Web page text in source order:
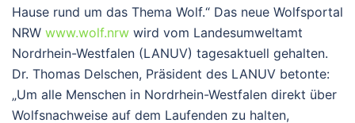
Hause rund um das Thema Wolf.“ Das neue Wolfsportal
NRW www.wolf.nrw wird vom Landesumweltamt
Nordrhein-Westfalen (LANUV) tagesaktuell gehalten.
Dr. Thomas Delschen, Präsident des LANUV betonte:
„Um alle Menschen in Nordrhein-Westfalen direkt über
Wolfsnachweise auf dem Laufenden zu halten,